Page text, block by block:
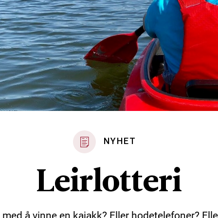
NYHET
Leirlotteri
med å vinne en kajakk? Eller hodetelefoner?